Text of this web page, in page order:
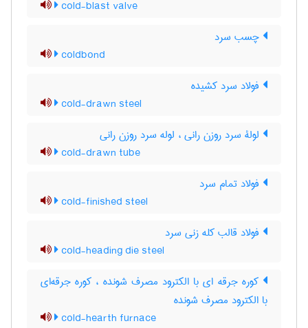
cold-blast valve
چسب سرد
coldbond
فولاد سرد کشیده
cold-drawn steel
لولۀ سرد روزن رانی ، لوله سرد روزن رانی
cold-drawn tube
فولاد تمام سرد
cold-finished steel
فولاد قالب کله زنی سرد
cold-heading die steel
کوره جرقه ای با الکترود مصرف شونده ، کوره جرقه‌ای
با الکترود مصرف شونده
cold-hearth furnace